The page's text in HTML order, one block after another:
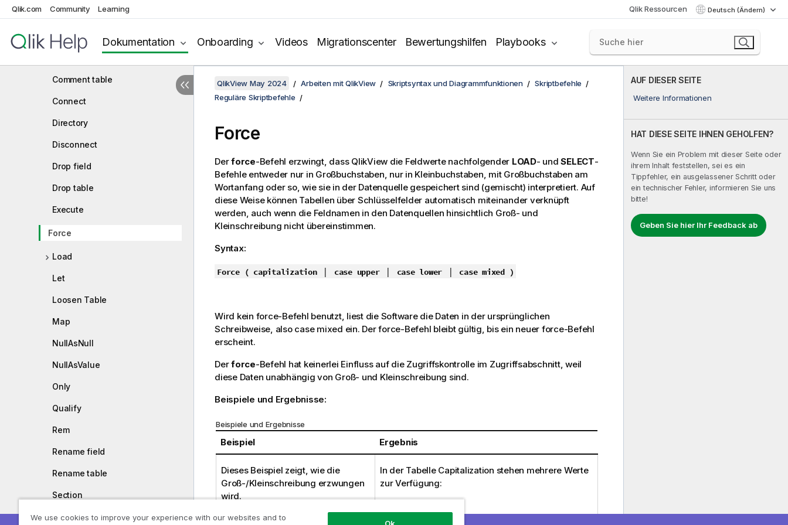
Qlik.com Community Learning Qlik Ressourcen Deutsch (Ändern)
Dokumentation Onboarding Videos Migrationscenter Bewertungshilfen Playbooks
AutoNumber
Binary
Comment table
Connect
Directory
Disconnect
Drop field
Drop table
Execute
Force
Load
Let
Loosen Table
Map
NullAsNull
NullAsValue
Only
Qualify
Rem
Rename field
Rename table
Section
Select
AUF DIESER SEITE
Weitere Informationen
HAT DIESE SEITE IHNEN GEHOLFEN?
Wenn Sie ein Problem mit dieser Seite oder
ihrem Inhalt feststellen, sei es ein
Tippfehler, ein ausgelassener Schritt oder
ein technischer Fehler, informieren Sie uns
bitte!
Geben Sie hier Ihr Feedback ab
QlikView May 2024 Arbeiten mit QlikView Skriptsyntax und Diagrammfunktionen
Skriptbefehle
Reguläre Skriptbefehle
Force
Derforce-Befehl erzwingt, dass QlikView die Feldwerte nachfolgender LOAD- undSELECT-
Befehle entweder nur in Großbuchstaben, nur in Kleinbuchstaben, mit Großbuchstaben am
Wortanfang oder so, wie sie in der Datenquelle gespeichert sind (gemischt) interpretiert. Auf
diese Weise können Tabellen über Schlüsselfelder automatisch miteinander verknüpft
werden, auch wenn die Feldnamen in den Datenquellen hinsichtlich Groß- und
Kleinschreibung nicht übereinstimmen.
Syntax:
Force ( capitalization| case upper| case lower | case mixed )
Wird kein force-Befehl benutzt, liest die Software die Daten in der ursprünglichen
Schreibweise, also case mixed ein. Der force-Befehl bleibt gültig, bis ein neuer force-Befehl
erscheint.
Derforce-Befehl hat keinerlei Einfluss auf die Zugriffskontrolle im Zugriffsabschnitt, weil
diese Daten unabhängig von Groß- und Kleinschreibung sind.
Beispiele und Ergebnisse:
Beispiele und Ergebnisse
Beispiel Ergebnis
Dieses Beispiel zeigt, wie die
Groß-/Kleinschreibung erzwungen
wird.
FORCE Capitalization;
In der Tabelle Capitalization stehen mehrere Werte
zur Verfügung:
Cd
We use cookies to improve your experience with our websites and to